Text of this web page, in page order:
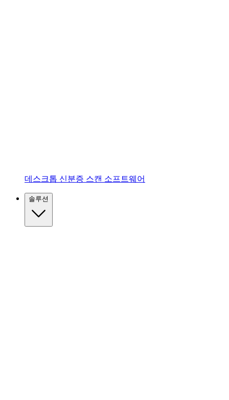
데스크톱 신분증 스캔 소프트웨어
솔루션